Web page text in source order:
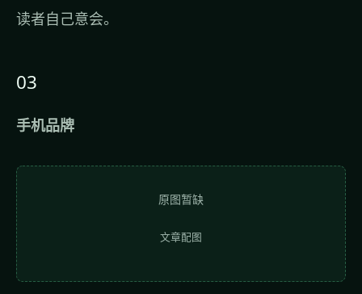
读者自己意会。
03
手机品牌
原图暂缺
文章配图